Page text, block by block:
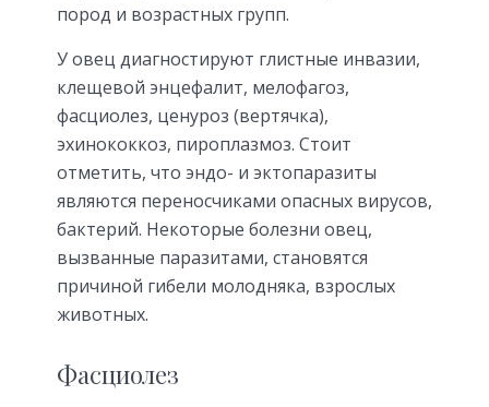
пород и возрастных групп.
У овец диагностируют глистные инвазии,
клещевой энцефалит, мелофагоз,
фасциолез, ценуроз (вертячка),
эхинококкоз, пироплазмоз. Стоит
отметить, что эндо- и эктопаразиты
являются переносчиками опасных вирусов,
бактерий. Некоторые болезни овец,
вызванные паразитами, становятся
причиной гибели молодняка, взрослых
животных.
Фасциолез